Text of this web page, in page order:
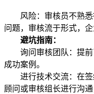
风险：审核员不熟悉
问题，审核流于形式，
避坑指南：
询问审核团队：提前
成功案例。
进行技术交流：在签
顾问或审核组长进行沟